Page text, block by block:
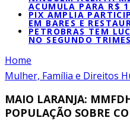
ACUMULA PARA R$
PIX AMPLIA
EM BARES E
PETROBRAS TEM
NO SEGUNDO
Home
Mulher, Família e Direitos
MAIO LARANJA:
POPULAÇÃO SOBRE